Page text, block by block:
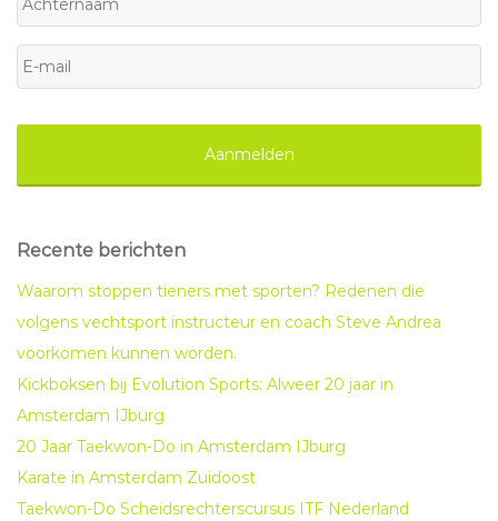
Achternaam
E-
mail *
Recente berichten
Waarom stoppen tieners met sporten? Redenen die
volgens vechtsport instructeur en coach Steve Andrea
voorkomen kunnen worden.
Kickboksen bij Evolution Sports: Alweer 20 jaar in
Amsterdam IJburg
20 Jaar Taekwon-Do in Amsterdam IJburg
Karate in Amsterdam Zuidoost
Taekwon-Do Scheidsrechterscursus ITF Nederland